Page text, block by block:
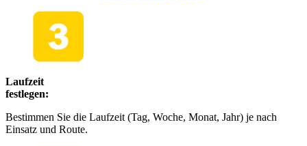
Laufzeit
festlegen:
Bestimmen Sie die Laufzeit (Tag, Woche, Monat, Jahr) je nach
Einsatz und Route.